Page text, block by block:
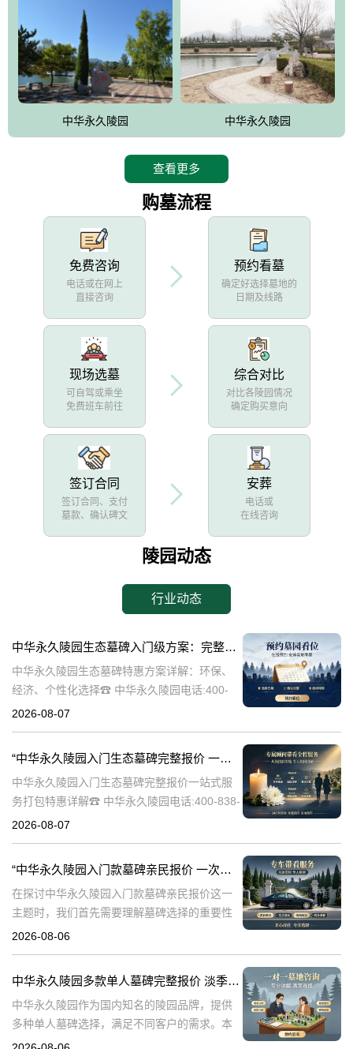
中华永久陵园 中华永久陵园
查看更多
购墓流程
免费咨询
电话或在网上
直接咨询
预约看墓
确定好选择墓地的
日期及线路
现场选墓
可自驾或乘坐
免费班车前往
综合对比
对比各陵园情况
确定购买意向
签订合同
签订合同、支付
墓款、确认碑文
安葬
电话或
在线咨询
陵园动态
行业动态
中华永久陵园生态墓碑入门级方案：完整报价与一站式服务打包特惠解析
中华永久陵园生态墓碑特惠方案详解：环保、
经济、个性化选择☎ 中华永久陵园电话:400-
838-5063随着人们对身后事的关注度提升，选
2026-08-07
“中华永久陵园入门生态墓碑完整报价 一站式服务打包特惠详解”
中华永久陵园入门生态墓碑完整报价一站式服
务打包特惠详解☎ 中华永久陵园电话:400-838-
5063中华永久陵园作为国内知名的陵园之一，
2026-08-07
“中华永久陵园入门款墓碑亲民报价 一次性付清享折上折：超值优惠与便捷选择的完美结合”
在探讨中华永久陵园入门款墓碑亲民报价这一
主题时，我们首先需要理解墓碑选择的重要性
及其对逝者与生者的影响。墓碑不仅是对逝者
2026-08-06
中华永久陵园多款单人墓碑完整报价 淡季下单直降数千元详解
中华永久陵园作为国内知名的陵园品牌，提供
多种单人墓碑选择，满足不同客户的需求。本
文将详细介绍中华永久陵园多款单人墓碑的完